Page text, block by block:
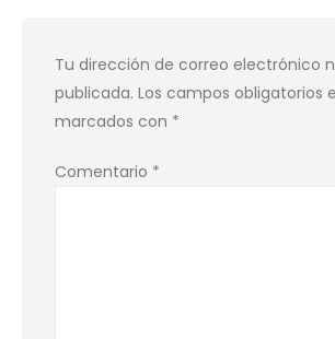
Tu dirección de correo electrónico
publicada. Los campos obligatorios
marcados con *
Comentario *